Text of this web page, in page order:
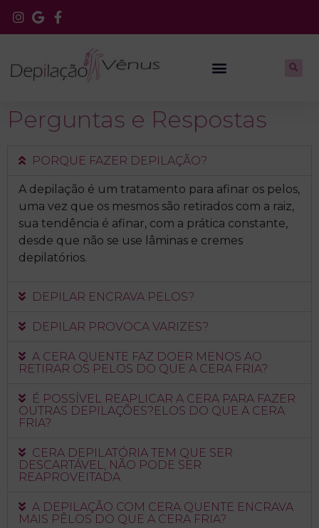
Perguntas e Respostas
PORQUE FAZER DEPILAÇÃO?
A depilação é um tratamento para afinar os pelos,
uma vez que os mesmos são retirados com a raiz,
sua tendência é afinar, com a prática constante,
desde que não se use lâminas e cremes
depilatórios.
DEPILAR ENCRAVA PELOS?
DEPILAR PROVOCA VARIZES?
A CERA QUENTE FAZ DOER MENOS AO
RETIRAR OS PELOS DO QUE A CERA FRIA?
É POSSÍVEL REAPLICAR A CERA PARA FAZER
OUTRAS DEPILAÇÕES?ELOS DO QUE A CERA
FRIA?
CERA DEPILATÓRIA TEM QUE SER
DESCARTÁVEL, NÃO PODE SER
REAPROVEITADA
A DEPILAÇÃO COM CERA QUENTE ENCRAVA
MAIS PÊLOS DO QUE A CERA FRIA?